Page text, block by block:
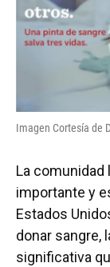
Imagen Cortesía de
La comunidad
importante y
Estados
donar sangre,
significativa